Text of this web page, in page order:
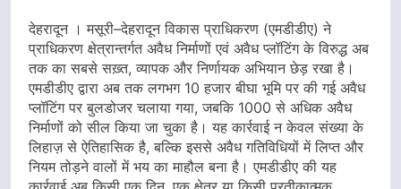
देहरादून । मसूरी–देहरादून विकास प्राधिकरण (एमडीडीए) ने
प्राधिकरण क्षेत्रान्तर्गत अवैध निर्माणों एवं अवैध प्लॉटिंग के विरुद्ध अब
तक का सबसे सख़्त, व्यापक और निर्णायक अभियान छेड़ रखा है।
एमडीडीए द्वारा अब तक लगभग 10 हजार बीघा भूमि पर की गई अवैध
प्लॉटिंग पर बुलडोजर चलाया गया, जबकि 1000 से अधिक अवैध
निर्माणों को सील किया जा चुका है। यह कार्रवाई न केवल संख्या के
लिहाज़ से ऐतिहासिक है, बल्कि इससे अवैध गतिविधियों में लिप्त और
नियम तोड़ने वालों में भय का माहौल बना है। एमडीडीए की यह